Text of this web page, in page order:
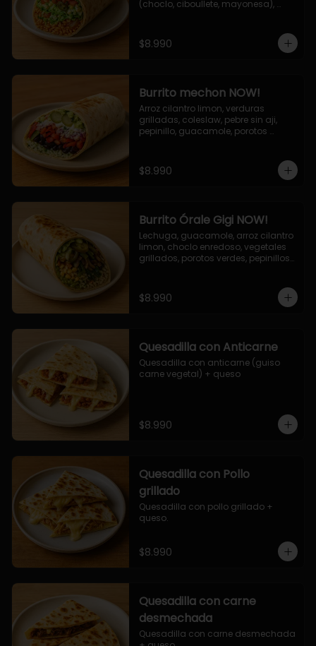
(choclo, ciboullete, mayonesa),
$8.990
Burrito mechon NOW!
Arroz cilantro limon, verduras
grilladas, coleslaw, pebre sin aji,
pepinillo, guacamole, porotos
$8.990
Burrito Órale Gigi NOW!
Lechuga, guacamole, arroz cilantro
limon, choclo enredoso, vegetales
grillados, porotos verdes, pepinillos
$8.990
Quesadilla con Anticarne
Quesadilla con anticarne (guiso
carne vegetal) + queso
$8.990
Quesadilla con Pollo
grillado
Quesadilla con pollo grillado +
queso.
$8.990
Quesadilla con carne
desmechada
Quesadilla con carne desmechada